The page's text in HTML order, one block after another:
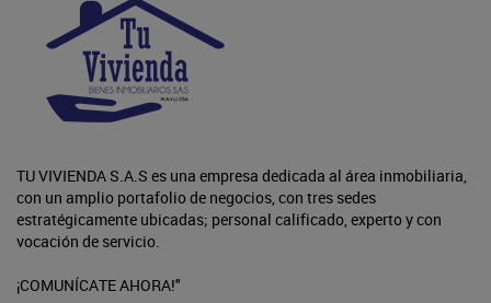
TU VIVIENDA S.A.S es una empresa dedicada al área inmobiliaria,
con un amplio portafolio de negocios, con tres sedes
estratégicamente ubicadas; personal calificado, experto y con
vocación de servicio.
¡COMUNÍCATE AHORA!"